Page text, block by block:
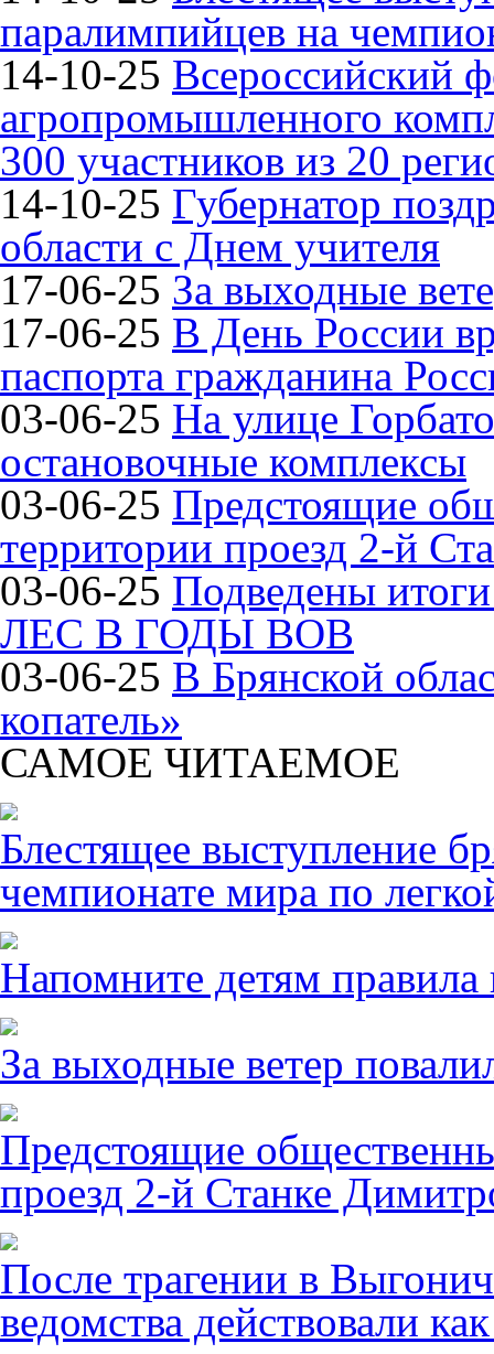
паралимпийцев на
14-10-25 Всероссийский
агропромышленного
300 участников из 20
14-10-25 Губернатор
области с Днем учителя
17-06-25 За выходные
17-06-25 В День России
паспорта гражданина
03-06-25 На улице
остановочные комплексы
03-06-25 Предстоящие
территории проезд 2-й
03-06-25 Подведены
ЛЕС В ГОДЫ ВОВ
03-06-25 В Брянской
копатель»
САМОЕ ЧИТАЕМОЕ
Блестящее выступление
чемпионате мира по
Напомните детям правила
За выходные ветер
Предстоящие
проезд 2-й Станке
После трагении в
ведомства действовали